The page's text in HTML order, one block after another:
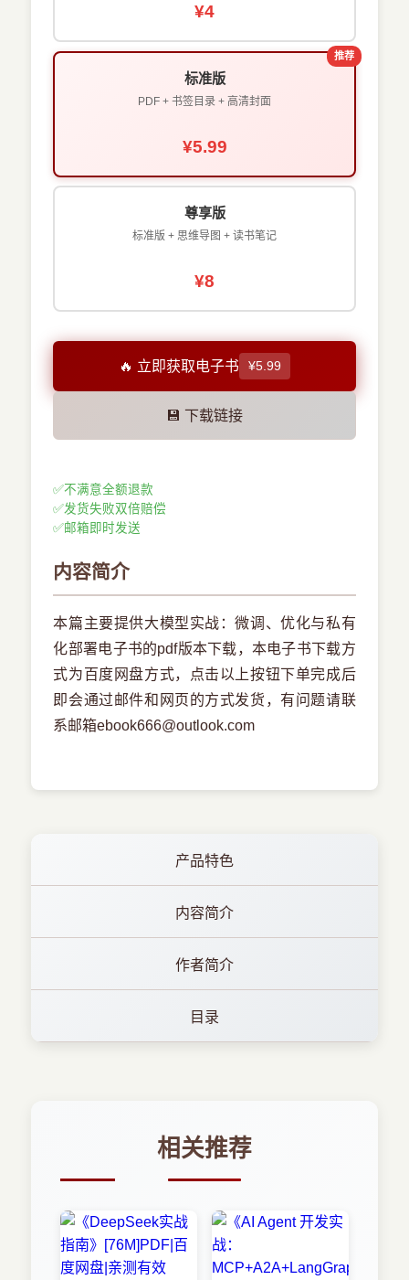
¥4
推荐
标准版
PDF + 书签目录 + 高清封面
¥5.99
尊享版
标准版 + 思维导图 + 读书笔记
¥8
🔥 立即获取电子书 ¥5.99
💾 下载链接
✅不满意全额退款
✅发货失败双倍赔偿
✅邮箱即时发送
内容简介
本篇主要提供大模型实战：微调、优化与私有
化部署电子书的pdf版本下载，本电子书下载方
式为百度网盘方式，点击以上按钮下单完成后
即会通过邮件和网页的方式发货，有问题请联
系邮箱ebook666@outlook.com
产品特色
内容简介
作者简介
目录
相关推荐